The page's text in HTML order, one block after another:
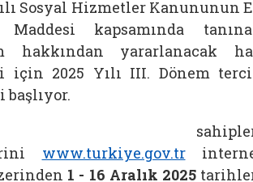
Sosyal Hizmetler Kanununun
kapsamında
hakkından yararlanacak
için 2025 Yılı III. Dönem
www.turkiye.gov.tr
1 - 16 Aralık 2025